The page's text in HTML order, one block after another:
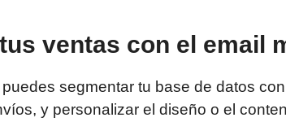
ventas con el email
segmentar tu base de datos
y personalizar el diseño o el